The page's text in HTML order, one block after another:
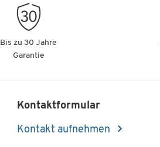
Bis zu 30 Jahre
Garantie
Kontaktformular
Kontakt aufnehmen